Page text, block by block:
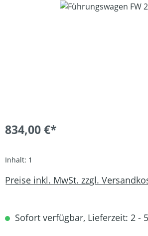
Bildergalerie überspringen
834,00 €*
Inhalt: 1
Preise inkl. MwSt. zzgl.
Sofort verfügbar, Lieferzeit: 2 -